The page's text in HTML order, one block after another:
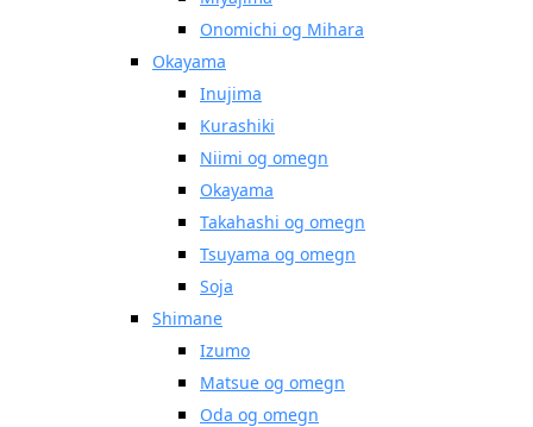
Onomichi og Mihara
Okayama
Inujima
Kurashiki
Niimi og omegn
Okayama
Takahashi og omegn
Tsuyama og omegn
Soja
Shimane
Izumo
Matsue og omegn
Oda og omegn